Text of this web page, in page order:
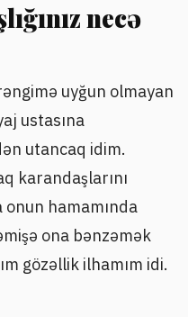
necə
uyğun olmayan
ustasına
utancaq idim.
karandaşlarını
onun hamamında
ona bənzəmək
gözəllik ilhamım idi.